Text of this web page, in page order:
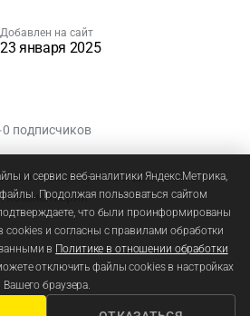
Добавлен на сайт
23 января 2025
•0 подписчиков
иливойдите, чтобы добавлять
комментарии
и сервис веб-аналитики Яндекс.Метрика,
Продолжая пользоваться сайтом
что были проинформированы
и согласны с правилами обработки
в Политике в отношении обработки
отключить файлы cookies в настройках
Вашего браузера.